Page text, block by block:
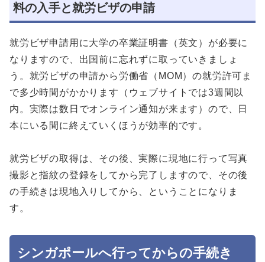
料の入手と就労ビザの申請
就労ビザ申請用に大学の卒業証明書（英文）が必要に
なりますので、出国前に忘れずに取っていきましょ
う。就労ビザの申請から労働省（MOM）の就労許可ま
で多少時間がかかります（ウェブサイトでは3週間以
内。実際は数日でオンライン通知が来ます）ので、日
本にいる間に終えていくほうが効率的です。
就労ビザの取得は、その後、実際に現地に行って写真
撮影と指紋の登録をしてから完了しますので、その後
の手続きは現地入りしてから、ということになりま
す。
シンガポールへ行ってからの手続き